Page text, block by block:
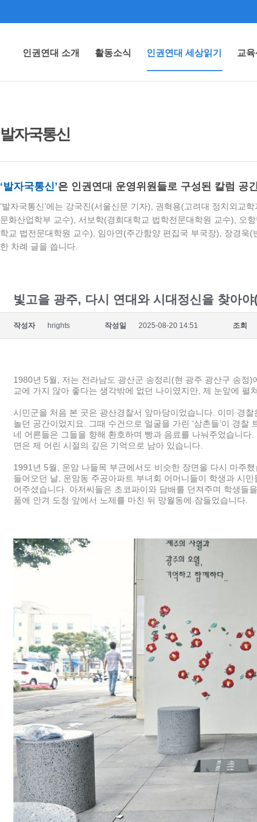
인권연대 소개 활동소식 인권연대 세상읽기 교
발자국통신
‘발자국통신’은 인권연대 운영위원들로 구성된 칼럼 공
‘발자국통신’에는 강국진(서울신문 기자), 권혁용(고려대 정치외교
문화산업학부 교수), 서보학(경희대학교 법학전문대학원 교수), 오
학교 법전문대학원 교수), 임아연(주간함양 편집국 부국장), 장경욱
한 차례 글을 씁니다.
빛고을 광주, 다시 연대와 시대정신을 찾아야
작성자 hrights 작성일 2025-08-20 14:51 조회
1980년 5월, 저는 전라남도 광산군 송정리(현 광주 광산구 송정
교에 가지 않아 좋다는 생각밖에 없던 나이였지만, 제 눈앞에 펼
시민군을 처음 본 곳은 광산경찰서 앞마당이었습니다. 이미 경
놀던 공간이었지요. 그때 수건으로 얼굴을 가린 ‘삼촌들’이 경
네 어른들은 그들을 향해 환호하며 빵과 음료를 나눠주었습니
면은 제 어린 시절의 깊은 기억으로 남아 있습니다.
1991년 5월, 운암 나들목 부근에서도 비슷한 장면을 다시 마주
들어오던 날, 운암동 주공아파트 부녀회 어머니들이 학생과 시
어주셨습니다. 아저씨들은 초코파이와 담배를 던져주며 학생들
품에 안겨 도청 앞에서 노제를 마친 뒤 망월동에 잠들었습니다.